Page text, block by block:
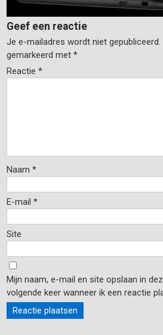
Geef een reactie
Je e-mailadres wordt niet gepubliceerd.
gemarkeerd met*
Reactie*
Naam*
E-mail*
Site
Mijn naam, e-mail en site opslaan in
volgende keer wanneer ik een reactie